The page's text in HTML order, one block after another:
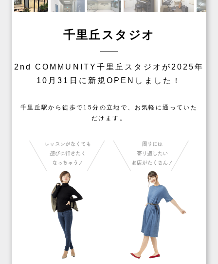
千里丘スタジオ
2nd COMMUNITY千里丘スタジオが2025年
10月31日に新規OPENしました！
千里丘駅から徒歩で15分の立地で、お気軽に通っていた
だけます。